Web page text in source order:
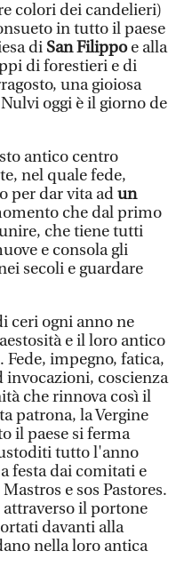
colori dei candelieri)
in tutto il paese
di San Filippoe alla
di forestieri e di
una gioiosa
oggi è il giorno de
antico centro
nel quale fede,
per dar vita adun
che dal primo
che tiene tutti
e consola gli
secoli e guardare
ceri ogni anno ne
e il loro antico
impegno, fatica,
coscienza
che rinnova così il
patrona, la Vergine
il paese si ferma
tutto l'anno
festa dai comitati e
e sos Pastores.
il portone
davanti alla
nella loro antica